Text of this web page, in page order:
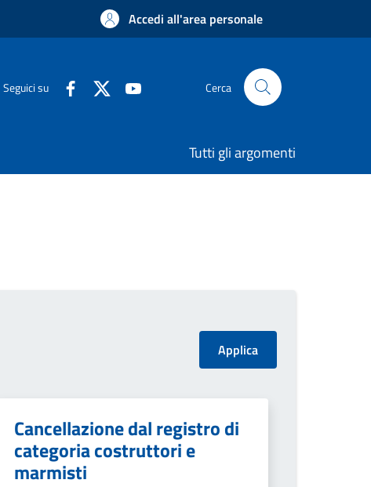
Accedi all'area personale
Seguici su Cerca
Tutti gli argomenti
Cancellazione dal registro di
categoria costruttori e
marmisti